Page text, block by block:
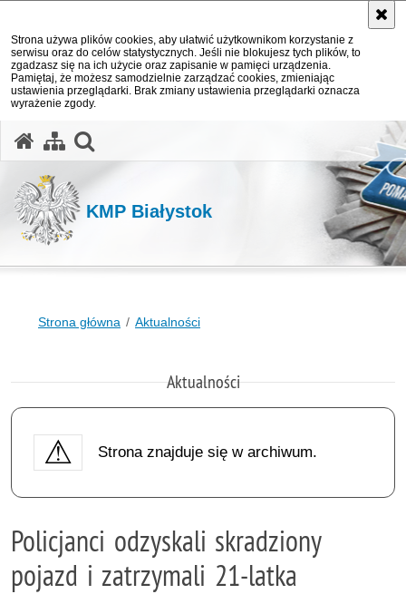
Strona używa plików cookies, aby ułatwić użytkownikom korzystanie z
serwisu oraz do celów statystycznych. Jeśli nie blokujesz tych plików, to
zgadzasz się na ich użycie oraz zapisanie w pamięci urządzenia.
Pamiętaj, że możesz samodzielnie zarządzać cookies, zmieniając
ustawienia przeglądarki. Brak zmiany ustawienia przeglądarki oznacza
wyrażenie zgody.
KMP Białystok
Strona główna Aktualności
Aktualności
Strona znajduje się w archiwum.
Policjanci odzyskali skradziony
pojazd i zatrzymali 21-latka